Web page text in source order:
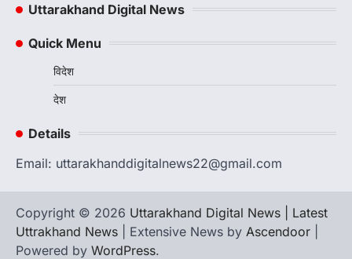
3
खड़गे की रैली से पहले हल्द्वानी में सियासी
ऑफिस में धरने पर बैठे गोदियाल और…
अल्मोड़ा उत्तराखण्ड कुमाऊं ख़बरें धार्मिक
दिवस धूमधाम से मनाया गया श्रीकृष्ण जन्मोत्सव,
राज्य मंत्री कैलाश पंत ने किया कथा श्रवण
August 6, 2026
Uttarakhand Digital News
Quick Menu
विदेश
देश
Details
Email: uttarakhanddigitalnews22@gmail.com
Copyright © 2026 Uttarakhand Digital News | Latest
Uttrakhand News | Extensive News by Ascendoor
Powered by WordPress.